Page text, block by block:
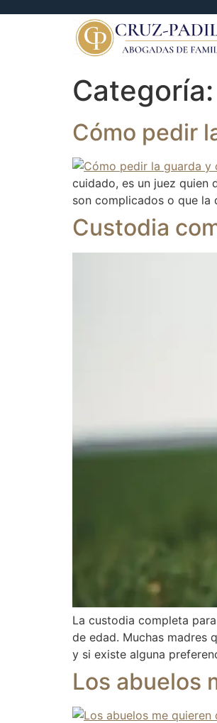
Categoría:
Cómo pedir
cuidado, es un juez quien
son complicados o que la
Custodia
La custodia completa
de edad. Muchas madres
y si existe alguna
Los abuelos